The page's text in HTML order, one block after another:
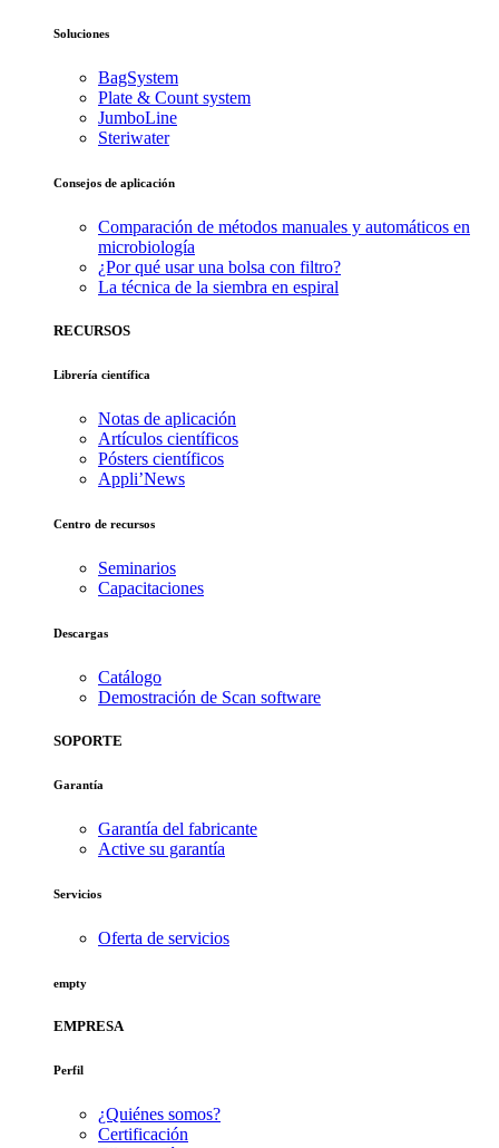
Soluciones
BagSystem
Plate & Count system
JumboLine
Steriwater
Consejos de aplicación
Comparación de métodos manuales y automáticos en
microbiología
¿Por qué usar una bolsa con filtro?
La técnica de la siembra en espiral
RECURSOS
Librería científica
Notas de aplicación
Artículos científicos
Pósters científicos
Appli’News
Centro de recursos
Seminarios
Capacitaciones
Descargas
Catálogo
Demostración de Scan software
SOPORTE
Garantía
Garantía del fabricante
Active su garantía
Servicios
Oferta de servicios
empty
EMPRESA
Perfil
¿Quiénes somos?
Certificación